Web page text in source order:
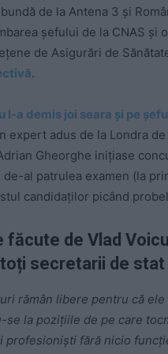
de la Antena 3 și
șefului de la CNAS
de Asigurări de
.
l-a demis joi seara și pe
expert adus de la Londra
Gheorghe inițiase
de-al patrulea examen (la
candidaților picând
făcute de Vlad
secretarii de stat
rămân libere pentru că
la pozițiile de pe care
profesioniști fără nicio